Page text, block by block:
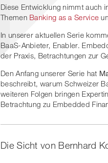
Diese Entwicklung nimmt auch
Themen Banking as a Service
In unserer aktuellen Serie
BaaS-Anbieter, Enabler.
der Praxis, Betrachtungen zur
Den Anfang unserer Serie hat
beschreibt, warum Schweizer
weiteren Folgen bringen
Betrachtung zu Embedded
Die Sicht von Bernhard